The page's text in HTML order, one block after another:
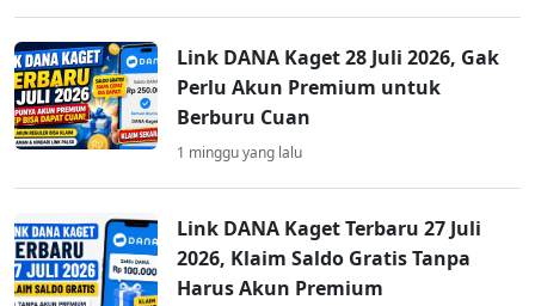
Link DANA Kaget 28 Juli 2026, Gak
Perlu Akun Premium untuk
Berburu Cuan
1 minggu yang lalu
Link DANA Kaget Terbaru 27 Juli
2026, Klaim Saldo Gratis Tanpa
Harus Akun Premium